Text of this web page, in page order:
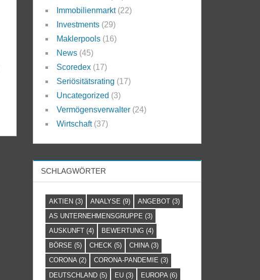
Immobilienmarkt(22)
Investments (29)
Maklerpools (16)
News (45)
Scoredex (17)
Seriösitätsrating (17)
Uncategorized (3)
Vermögensverwalter (24)
Wirtschaft(37)
SCHLAGWÖRTER
AKTIEN(3) ANALYSE (9) ANGEBOT(3)
AS UNTERNEHMENSGRUPPE (3)
AUSKUNFT(4) BEWERTUNG(4)
BÖRSE (5) CHECK(5) CHINA(3)
CORONA(2) CORONA-PANDEMIE (3)
DEUTSCHLAND(5) EU(3) EUROPA(6)